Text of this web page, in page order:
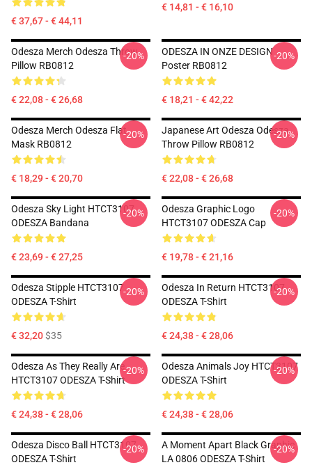
€ 37,67 - € 44,11
€ 14,81 - € 16,10
Odesza Merch Odesza Throw
Pillow RB0812
€ 22,08 - € 26,68
-20%
ODESZA IN ONZE DESIGN
Poster RB0812
€ 18,21 - € 42,22
-20%
Odesza Merch Odesza Flat
Mask RB0812
€ 18,29 - € 20,70
-20%
Japanese Art Odesza Odesza
Throw Pillow RB0812
€ 22,08 - € 26,68
-20%
Odesza Sky Light HTCT3107
ODESZA Bandana
€ 23,69 - € 27,25
-20%
Odesza Graphic Logo
HTCT3107 ODESZA Cap
€ 19,78 - € 21,16
-20%
Odesza Stipple HTCT3107
ODESZA T-Shirt
€ 32,20$35
-20%
Odesza In Return HTCT3107
ODESZA T-Shirt
€ 24,38 - € 28,06
-20%
Odesza As They Really Are
HTCT3107 ODESZA T-Shirt
€ 24,38 - € 28,06
-20%
Odesza Animals Joy HTCT3107
ODESZA T-Shirt
€ 24,38 - € 28,06
-20%
Odesza Disco Ball HTCT3107
ODESZA T-Shirt
-20%
A Moment Apart Black Graphic
LA 0806 ODESZA T-Shirt
-20%